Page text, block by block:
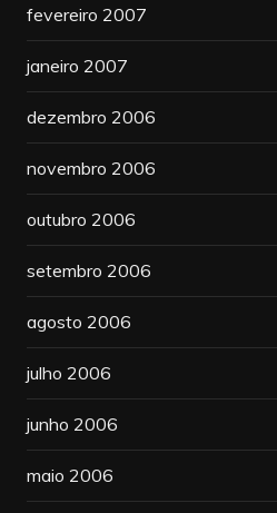
fevereiro 2007
janeiro 2007
dezembro 2006
novembro 2006
outubro 2006
setembro 2006
agosto 2006
julho 2006
junho 2006
maio 2006